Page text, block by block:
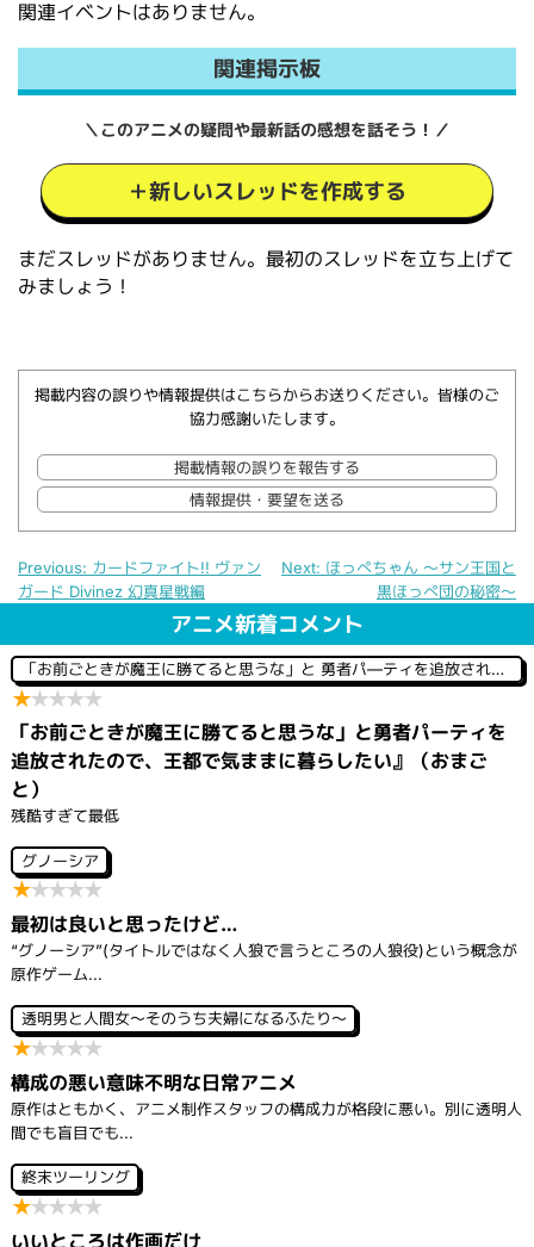
関連イベントはありません。
関連掲示板
＼このアニメの疑問や最新話の感想を話そう！／
＋新しいスレッドを作成する
まだスレッドがありません。最初のスレッドを立ち上げて
みましょう！
掲載内容の誤りや情報提供はこちらからお送りください。皆様のご
協力感謝いたします。
掲載情報の誤りを報告する
情報提供・要望を送る
投
ビ
ゲ
ー
シ
ョ
ン
Previous: カードファイト!! ヴァン
ガード Divinez 幻真星戦編
Next: ほっぺちゃん ～サン王国と
黒ほっぺ団の秘密～
アニメ新着コメント
「お前ごときが魔王に勝てると思うな」と 勇者パ―ティを追放されたので、王都で気ままに暮らしたい
★★★★★
「お前ごときが魔王に勝てると思うな」と勇者パーティを
追放されたので、王都で気ままに暮らしたい』（おまご
と）
残酷すぎて最低
グノーシア
★★★★★
最初は良いと思ったけど…
“グノーシア”(タイトルではなく人狼で言うところの人狼役)という概念が
原作ゲーム...
透明男と人間女～そのうち夫婦になるふたり～
★★★★★
構成の悪い意味不明な日常アニメ
原作はともかく、アニメ制作スタッフの構成力が格段に悪い。別に透明人
間でも盲目でも...
終末ツーリング
★★★★★
いいところは作画だけ